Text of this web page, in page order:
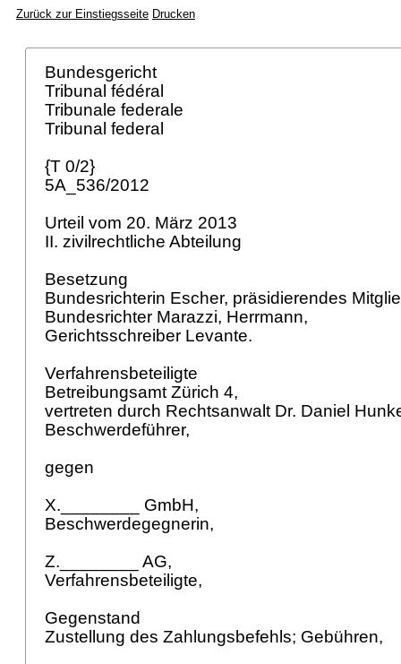
Zurück zur Einstiegsseite Drucken
Bundesgericht
Tribunal fédéral
Tribunale federale
Tribunal federal
{T 0/2}
5A_536/2012
Urteil vom 20. März 2013
II. zivilrechtliche Abteilung
Besetzung
Bundesrichterin Escher, präsidierendes
Bundesrichter Marazzi, Herrmann,
Gerichtsschreiber Levante.
Verfahrensbeteiligte
Betreibungsamt Zürich 4,
vertreten durch Rechtsanwalt Dr. Daniel
Beschwerdeführer,
gegen
X.________ GmbH,
Beschwerdegegnerin,
Z.________ AG,
Verfahrensbeteiligte,
Gegenstand
Zustellung des Zahlungsbefehls; Gebühren,